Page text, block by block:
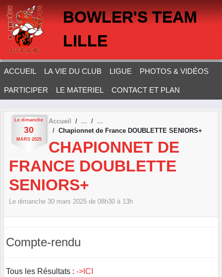
BOWLER'S TEAM
LILLE
ACCUEIL LA VIE DU CLUB LIGUE PHOTOS & VIDÉOS
PARTICIPER LE MATERIEL CONTACT ET PLAN
Le dimanche
30
MARS 2025
Accueil
Chapionnet de France DOUBLETTE SENIORS+
CHAPIONNET DE
FRANCE DOUBLETTE
SENIORS+
Le dimanche 30 mars 2025 de 08h30 à 13h
Compte-rendu
Tous les Résultats : ->ICI
Panneau de gestion des cookies